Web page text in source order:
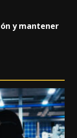
y mantener